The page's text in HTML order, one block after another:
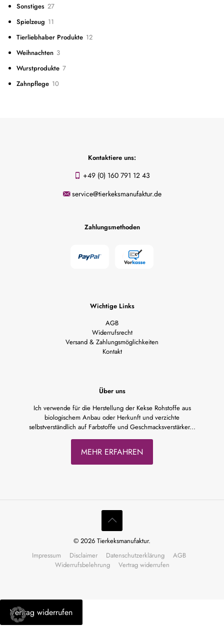
Sonstiges 2727
Spielzeug 11
Tierliebhaber Produkte 1212
Weihnachten 33
Wurstprodukte 77
Zahnpflege 1010
Kontaktiere uns:
+49 (0) 160 791 12 43
service@tierkeksmanufaktur.de
Zahlungsmethoden
Wichtige Links
AGB
Widerrufsrecht
Versand & Zahlungsmöglichkeiten
Kontakt
Über uns
Ich verwende für die Herstellung der Kekse Rohstoffe aus
biologischem Anbau oder Herkunft und verzichte
selbstverständlich auf Farbstoffe und Geschmacksverstärker...
MEHR ERFAHREN
© 2026 Tierkeksmanufaktur.
Impressum
Disclaimer Datenschutzerklärung
AGB
Widerrufsbelehrung
Vertrag widerrufen
Vertrag widerrufen